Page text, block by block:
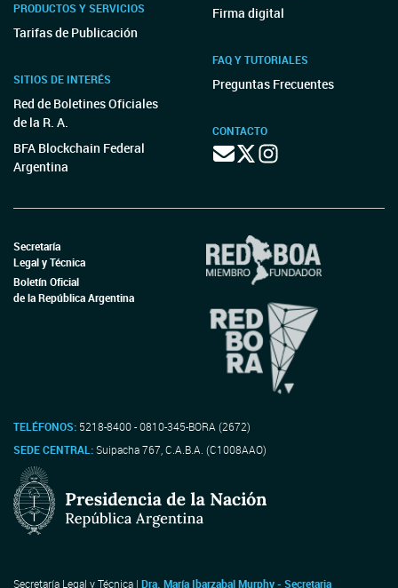
PRODUCTOS Y SERVICIOS
Tarifas de Publicación
SITIOS DE INTERÉS
Red de Boletines Oficiales
de la R. A.
BFA Blockchain Federal
Argentina
Firma digital
FAQ Y TUTORIALES
Preguntas Frecuentes
CONTACTO
Secretaría
Legal y Técnica
Boletín Oficial
de la República Argentina
TELÉFONOS: 5218-8400 - 0810-345-BORA (2672)
SEDE CENTRAL:Suipacha 767, C.A.B.A. (C1008AAO)
Secretaría Legal y Técnica | Dra. María Ibarzabal Murphy - Secretaria